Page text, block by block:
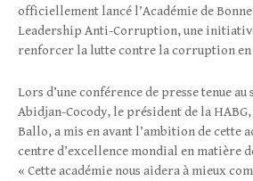
officiellement lancé l’Académie de
Leadership Anti-Corruption, une
renforcer la lutte contre la corruption en
Lors d’une conférence de presse tenue
Abidjan-Cocody, le président de la
Ballo, a mis en avant l’ambition de cette
centre d’excellence mondial en matière
« Cette académie nous aidera à mieux